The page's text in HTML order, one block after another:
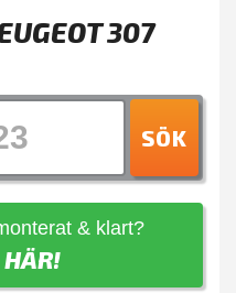
307
SÖK
& klart?